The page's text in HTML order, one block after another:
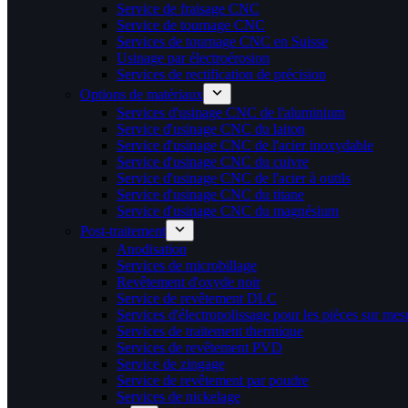
Service de fraisage CNC
Service de tournage CNC
Services de tournage CNC en Suisse
Usinage par électroérosion
Services de rectification de précision
Options de matériaux
Services d'usinage CNC de l'aluminium
Service d'usinage CNC du laiton
Service d'usinage CNC de l'acier inoxydable
Service d'usinage CNC du cuivre
Service d'usinage CNC de l'acier à outils
Service d'usinage CNC du titane
Service d'usinage CNC du magnésium
Post-traitement
Anodisation
Services de microbillage
Revêtement d'oxyde noir
Service de revêtement DLC
Services d'électropolissage pour les pièces sur
Services de traitement thermique
Services de revêtement PVD
Service de zingage
Service de revêtement par poudre
Services de nickelage